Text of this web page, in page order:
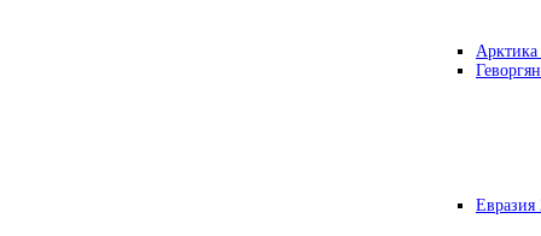
Евразия